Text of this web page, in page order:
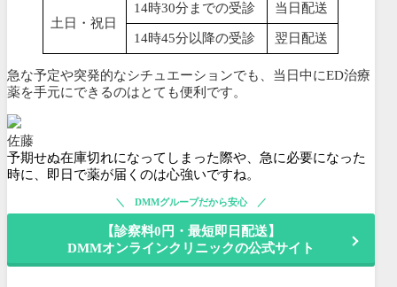
土日・祝日
14時30分までの受診 当日配送
14時45分以降の受診 翌日配送
急な予定や突発的なシチュエーションでも、当日中にED治療
薬を手元にできるのはとても便利です。
佐藤
予期せぬ在庫切れになってしまった際や、急に必要になった
時に、即日で薬が届くのは心強いですね。
DMMグループだから安心
【診察料0円・最短即日配送】
DMMオンラインクリニックの公式サイト